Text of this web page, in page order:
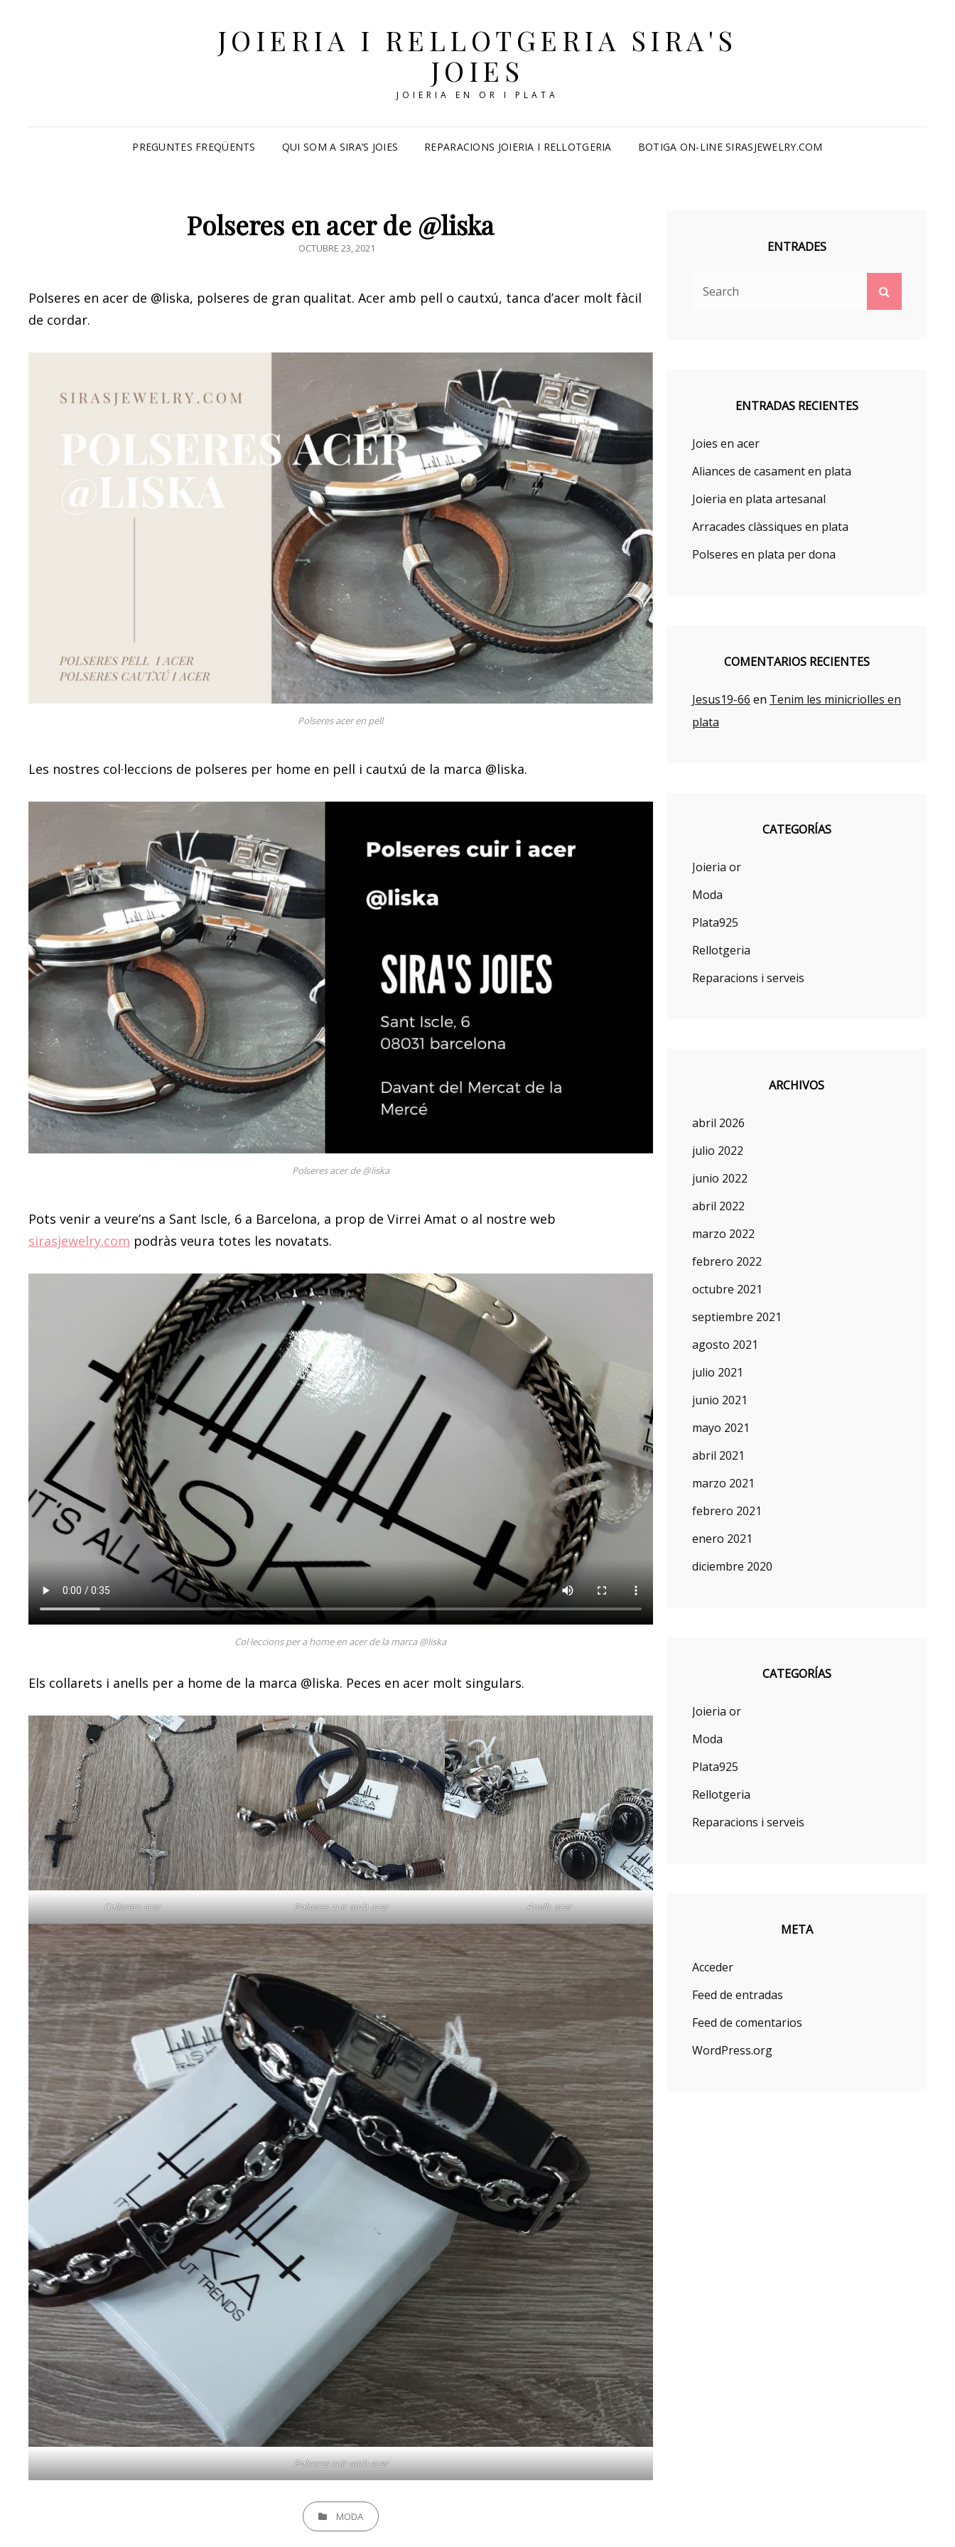
JOIERIA I RELLOTGERIA SIRA'S
JOIES
JOIERIA EN OR I PLATA
PREGUNTES FREQÜENTS QUI SOM A SIRA’S JOIES REPARACIONS JOIERIA I RELLOTGERIA BOTIGA ON-LINE SIRASJEWELRY.COM
Polseres en acer de @liska
POSTED
OCTUBRE 23, 2021
Polseres en acer de @liska, polseres de gran qualitat. Acer amb pell o cautxú, tanca d’acer molt fàcil
de cordar.
Polseres acer en pell
Les nostres col·leccions de polseres per home en pell i cautxú de la marca @liska.
Polseres acer de @liska
Pots venir a veure’ns a Sant Iscle, 6 a Barcelona, a prop de Virrei Amat o al nostre web
sirasjewelry.com podràs veura totes les novatats.
Col·leccions per a home en acer de la marca @liska
Els collarets i anells per a home de la marca @liska. Peces en acer molt singulars.
Collarets acer Polseres cuir amb acer Anells acer
Polseres cuir amb acer
CATEGORIESMODA
ENTRADES
ENTRADAS RECIENTES
Joies en acer
Aliances de casament en plata
Joieria en plata artesanal
Arracades clàssiques en plata
Polseres en plata per dona
COMENTARIOS RECIENTES
Jesus19-66 en Tenim les minicriolles en
plata
CATEGORÍAS
Joieria or
Moda
Plata925
Rellotgeria
Reparacions i serveis
ARCHIVOS
abril 2026
julio 2022
junio 2022
abril 2022
marzo 2022
febrero 2022
octubre 2021
septiembre 2021
agosto 2021
julio 2021
junio 2021
mayo 2021
abril 2021
marzo 2021
febrero 2021
enero 2021
diciembre 2020
CATEGORÍAS
Joieria or
Moda
Plata925
Rellotgeria
Reparacions i serveis
META
Acceder
Feed de entradas
Feed de comentarios
WordPress.org